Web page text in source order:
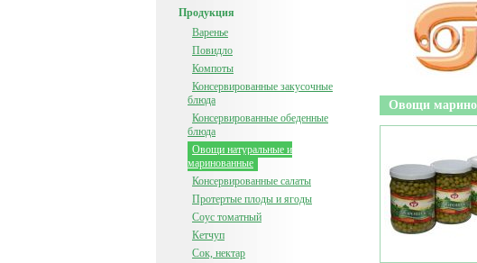
Продукция
Варенье
Повидло
Компоты
Консервированные закусочные
блюда
Консервированные обеденные
блюда
Овощи натуральные и
маринованные
Консервированные салаты
Протертые плоды и ягоды
Соус томатный
Кетчуп
Сок, нектар
Овощи